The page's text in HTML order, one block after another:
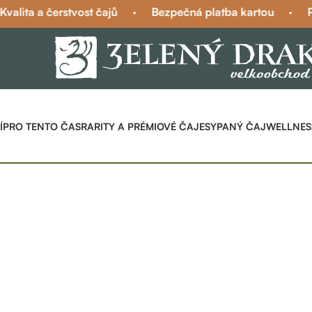
Kvalita a čerstvost čajů Bezpečná platba kartou
PRO TENTO ČASRARITY A PRÉMIOVÉ ČAJESYPANÝ ČAJ